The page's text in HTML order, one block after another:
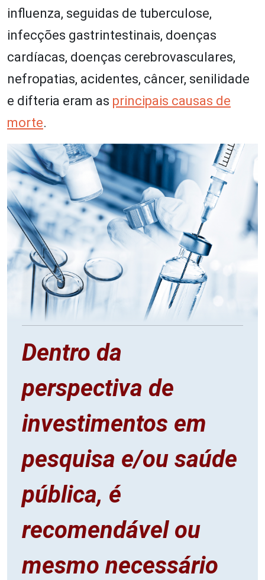
influenza, seguidas de tuberculose,
infecções gastrintestinais, doenças
cardíacas, doenças cerebrovasculares,
nefropatias, acidentes, câncer, senilidade
e difteria eram as principais causas de
morte.
Dentro da
perspectiva de
investimentos em
pesquisa e/ou saúde
pública, é
recomendável ou
mesmo necessário